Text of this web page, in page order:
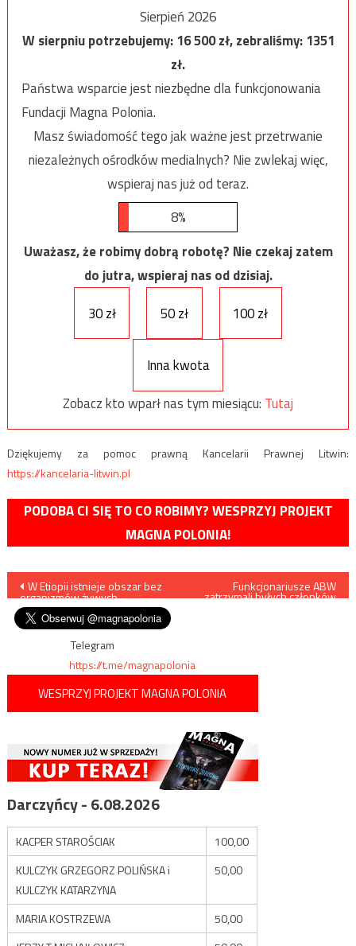
Sierpień 2026
W sierpniu potrzebujemy:16 500zł, zebraliśmy:1351
zł.
Państwa wsparcie jest niezbędne dla funkcjonowania
Fundacji Magna Polonia.
Masz świadomość tego jak ważne jest przetrwanie
niezależnych ośrodków medialnych? Nie zwlekaj więc,
wspieraj nas już od teraz.
8%
Uważasz, że robimy dobrą robotę? Nie czekaj zatem
do jutra, wspieraj nas od dzisiaj.
30 zł
50 zł 100 zł
Inna kwota
Zobacz kto wparł nas tym miesiącu: Tutaj
Dziękujemy za pomoc prawną Kancelarii Prawnej Litwin:
https://kancelaria-litwin.pl
PODOBA CI SIĘ TO CO ROBIMY? WESPRZYJ PROJEKT
MAGNA POLONIA!
Nawigacja
wpisu
W Etiopii istnieje obszar bez
organizmów żywych
Funkcjonariusze ABW
zatrzymali byłych członków
Telegram
https://t.me/magnapolonia
WESPRZYJ PROJEKT MAGNA POLONIA
Darczyńcy - 6.08.2026
KACPER STAROŚCIAK
100,00
KULCZYK GRZEGORZ POLIŃSKA i
KULCZYK KATARZYNA
50,00
MARIA KOSTRZEWA
50,00